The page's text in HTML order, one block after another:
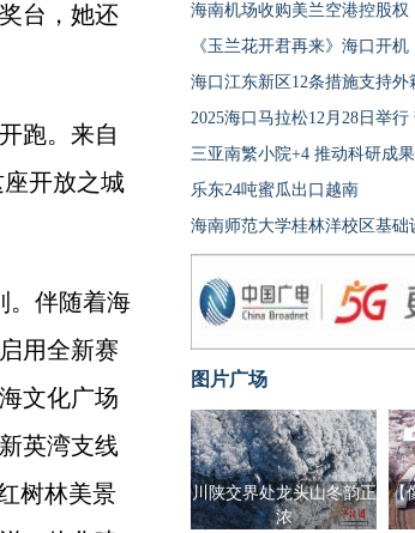
台，她还
跑。来自
开放之城
。伴随着海
用全新赛
文化广场
英湾支线
树林美景
海南机场收购美兰空港控股权
《玉兰花开君再来》海口开机
海口江东新区12条措施支持外
2025海口马拉松12月28日举行
三亚南繁小院+4 推动科研成
乐东24吨蜜瓜出口越南
图片广场
川陕交界处龙头山冬韵正
浓
【